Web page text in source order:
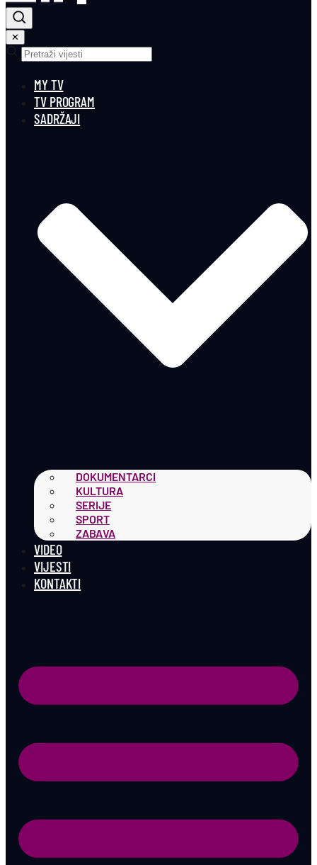
✕
MY TV
TV PROGRAM
SADRŽAJI
DOKUMENTARCI
KULTURA
SERIJE
SPORT
ZABAVA
VIDEO
VIJESTI
KONTAKTI